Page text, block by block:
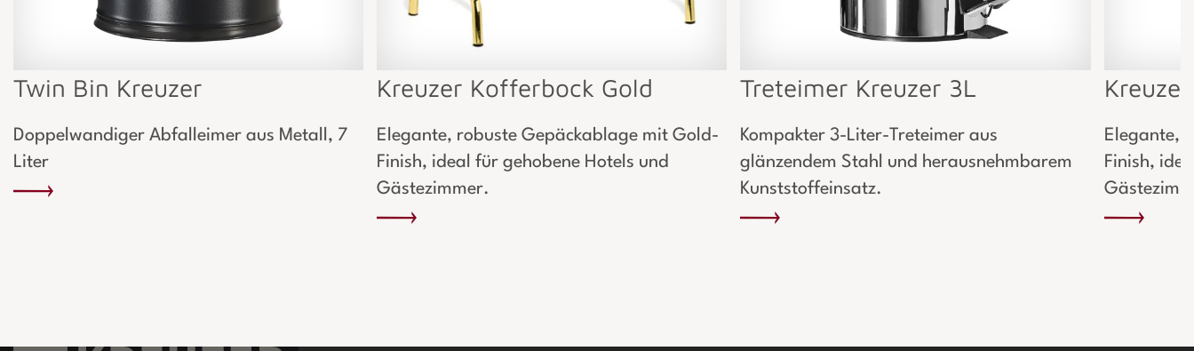
Twin Bin Kreuzer
Doppelwandiger Abfalleimer aus Metall, 7
Liter
Kreuzer Kofferbock Gold
Elegante, robuste Gepäckablage mit Gold-
Finish, ideal für gehobene Hotels und
Gästezimmer.
Treteimer Kreuzer 3L
Kompakter 3-Liter-Treteimer aus
glänzendem Stahl und herausnehmbarem
Kunststoffeinsatz.
Elegante,
Finish,